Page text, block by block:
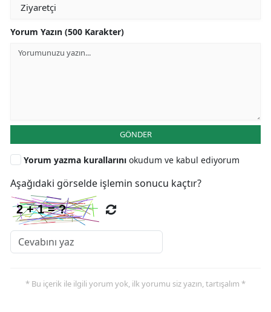
Yorum Yazın (500 Karakter)
GÖNDER
Yorum yazma kurallarını okudum ve kabul ediyorum
Aşağıdaki görselde işlemin sonucu kaçtır?
* Bu içerik ile ilgili yorum yok, ilk yorumu siz yazın, tartışalım *